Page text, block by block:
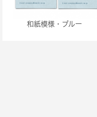
和紙模様・ブルー